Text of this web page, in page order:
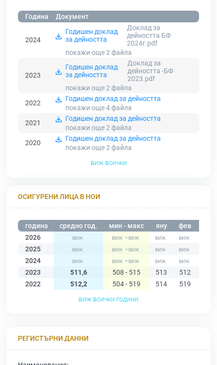
Година Документ
2024
Годишен доклад
за дейността
Доклад за
дейността БФ
2024г.pdf
покажи още 2файла
2023
Годишен доклад
за дейността
Доклад за
дейността -БФ
2023.pdf
покажи още 2файла
2022
Годишен доклад за дейността
покажи още 4файла
2021
Годишен доклад за дейността
покажи още 2файла
2020
Годишен доклад за дейността
покажи още 2файла
виж всички
ОСИГУРЕНИ ЛИЦА В НОИ
година средно год. мин - макс яну фев
2026
-
2025
-
2024
-
2023
511,6 508 - 515 513 512
2022
512,2 504 - 519 514 519
виж всички години
РЕГИСТЪРНИ ДАННИ